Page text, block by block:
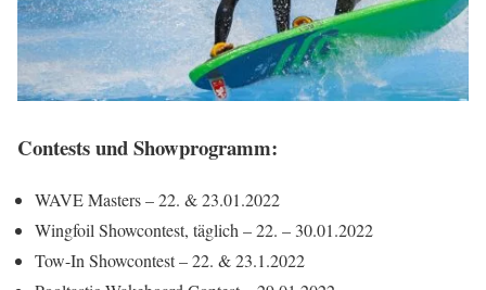
Contests und Showprogramm:
WAVE Masters – 22. & 23.01.2022
Wingfoil Showcontest, täglich – 22. – 30.01.2022
Tow-In Showcontest – 22. & 23.1.2022